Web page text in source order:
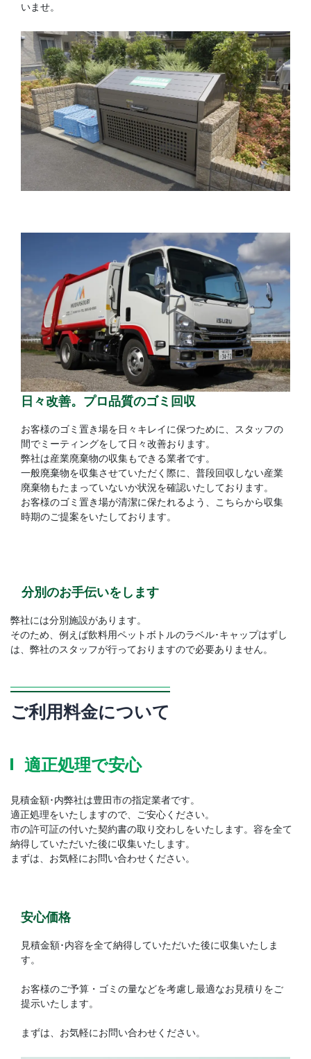
いませ。
日々改善。プロ品質のゴミ回収
お客様のゴミ置き場を日々キレイに保つために、スタッフの
間でミーティングをして日々改善おります。
弊社は産業廃棄物の収集もできる業者です。
一般廃棄物を収集させていただく際に、普段回収しない産業
廃棄物もたまっていないか状況を確認いたしております。
お客様のゴミ置き場が清潔に保たれるよう、こちらから収集
時期のご提案をいたしております。
分別のお手伝いをします
弊社には分別施設があります。
そのため、例えば飲料用ペットボトルのラベル･キャップはずし
は、弊社のスタッフが行っておりますので必要ありません。
ご利用料金について
適正処理で安心
見積金額･内弊社は豊田市の指定業者です。
適正処理をいたしますので、ご安心ください。
市の許可証の付いた契約書の取り交わしをいたします。容を全て
納得していただいた後に収集いたします。
まずは、お気軽にお問い合わせください。
安心価格
見積金額･内容を全て納得していただいた後に収集いたしま
す。
お客様のご予算・ゴミの量などを考慮し最適なお見積りをご
提示いたします。
まずは、お気軽にお問い合わせください。